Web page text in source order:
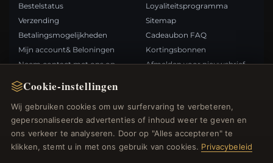
Cookie-instellingen
Wij gebruiken cookies om uw surfervaring te verbeteren,
gepersonaliseerde advertenties of inhoud weer te geven en
ons verkeer te analyseren. Door op "Alles accepteren" te
klikken, stemt u in met ons gebruik van cookies. Privacybeleid
Bestelstatus
Verzending
Betalingsmogelijkheden
Mijn account& Beloningen
Neem contact met ons op
Loyaliteitsprogramma
Sitemap
Cadeaubon FAQ
Kortingsbonnen
Afmelden voor nieuwsbrief
Nieuwe producten
Specials
Blog
BETAALMETHODEN